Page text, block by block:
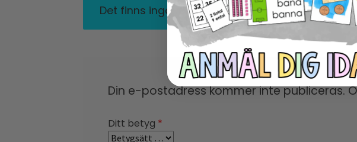
Det finns inga recensioner än.
Din e-postadress kommer inte publiceras.
Ditt betyg *